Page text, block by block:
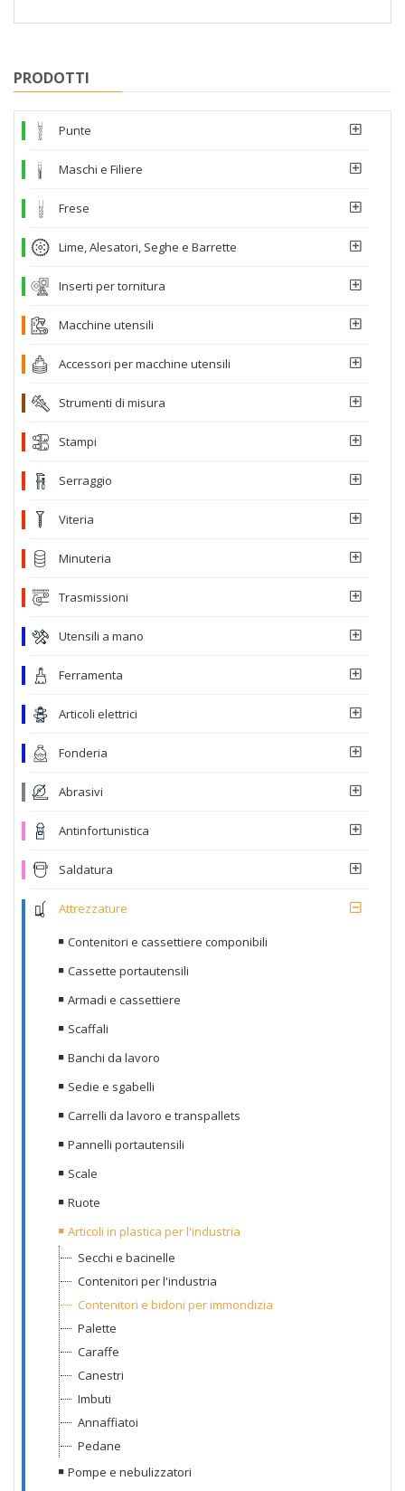
PRODOTTI
Punte
Maschi e Filiere
Frese
Lime, Alesatori, Seghe e Barrette
Inserti per tornitura
Macchine utensili
Accessori per macchine utensili
Strumenti di misura
Stampi
Serraggio
Viteria
Minuteria
Trasmissioni
Utensili a mano
Ferramenta
Articoli elettrici
Fonderia
Abrasivi
Antinfortunistica
Saldatura
Attrezzature
Contenitori e cassettiere componibili
Cassette portautensili
Armadi e cassettiere
Scaffali
Banchi da lavoro
Sedie e sgabelli
Carrelli da lavoro e transpallets
Pannelli portautensili
Scale
Ruote
Articoli in plastica per l'industria
Secchi e bacinelle
Contenitori per l'industria
Contenitori e bidoni per immondizia
Palette
Caraffe
Canestri
Imbuti
Annaffiatoi
Pedane
Pompe e nebulizzatori